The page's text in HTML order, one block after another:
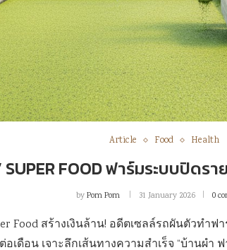
Article Food Health
SUPER FOOD ฟาร์มระบบปิด
byPom Pom 31 January 2026 0
Food สร้างเงินล้าน! อดีตเซลล์รถผันตัวทำ
เดือน เจาะลึกเส้นทางความสำเร็จ “บ้านผำ